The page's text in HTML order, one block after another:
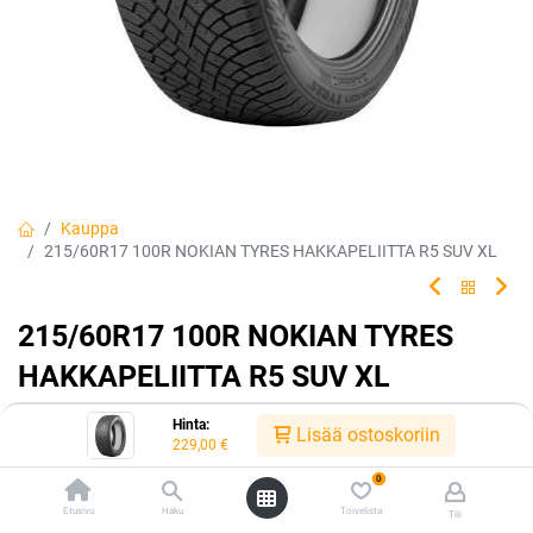
Hinta:
229,00 € Lisää ostoskoriin
Etusivu Haku
0
Toivelista Tili
Kauppa
215/60R17 100R NOKIAN TYRES HAKKAPELIITTA R5 SUV XL
215/60R17 100R NOKIAN TYRES
HAKKAPELIITTA R5 SUV XL
6419440489780 Tuotekoodi:242668
229,00€/ kpl
Saatavilla